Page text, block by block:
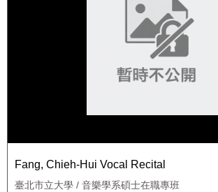
Fang, Chieh-Hui Vocal Recital
臺北市立大學 / 音樂學系碩士在職專班